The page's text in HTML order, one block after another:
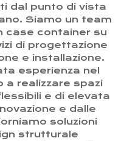
dal punto di vista
Siamo un team
case container su
di progettazione
e installazione.
esperienza nel
a realizzare spazi
e di elevata
e dalle
soluzioni
strutturale